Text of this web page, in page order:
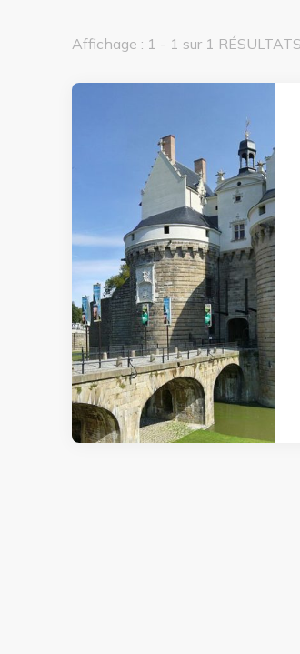
Affichage : 1 - 1 sur 1 RÉSULTATS